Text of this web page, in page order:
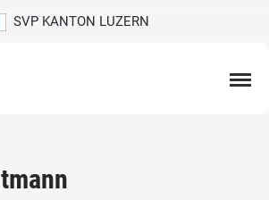
SVP KANTON LUZERN